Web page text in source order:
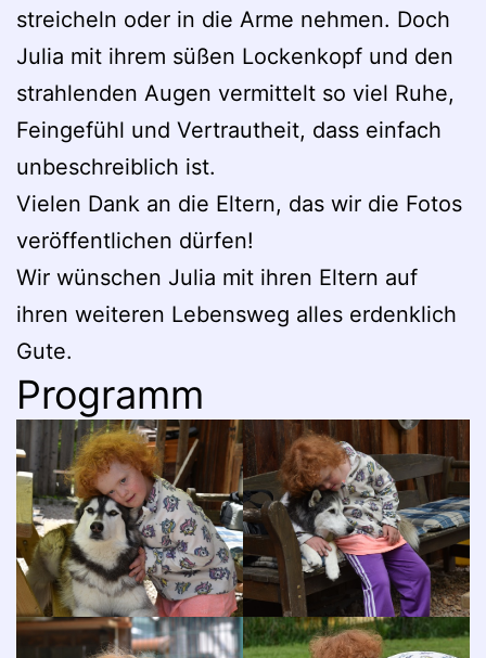
streicheln oder in die Arme nehmen. Doch
Julia mit ihrem süßen Lockenkopf und den
strahlenden Augen vermittelt so viel Ruhe,
Feingefühl und Vertrautheit, dass einfach
unbeschreiblich ist.
Vielen Dank an die Eltern, das wir die Fotos
veröffentlichen dürfen!
Wir wünschen Julia mit ihren Eltern auf
ihren weiteren Lebensweg alles erdenklich
Gute.
Programm